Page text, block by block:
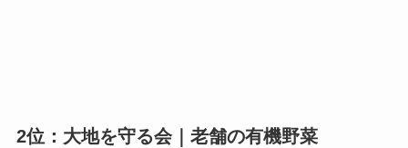
2位：大地を守る会｜老舗の有機野菜